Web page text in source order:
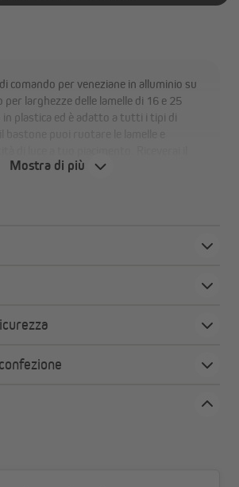
comando per veneziane in alluminio su
larghezze delle lamelle di 16 e 25
plastica ed è adatto a tutti i tipi di
in diverse lunghezze a seconda delle
Mostra di più